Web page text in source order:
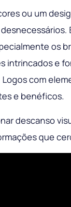
ou um
os
intrincados e
com
e benéficos.
descanso
que